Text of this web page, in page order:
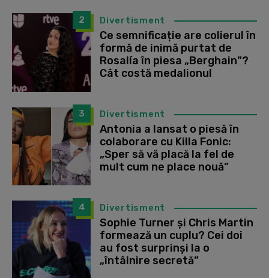
2 Divertisment
Ce semnificație are colierul în
formă de inimă purtat de
Rosalía în piesa „Berghain”?
Cât costă medalionul
3 Divertisment
Antonia a lansat o piesă în
colaborare cu Killa Fonic:
„Sper să vă placă la fel de
mult cum ne place nouă”
4 Divertisment
Sophie Turner și Chris Martin
formează un cuplu? Cei doi
au fost surprinși la o
„întâlnire secretă”